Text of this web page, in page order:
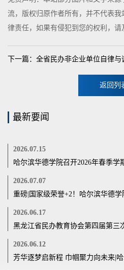
流，版权归原作者所有，并不代表
律责任，如果有侵犯到您的权利，请
下一篇：全省民办非企业单位自律与
返回列
最新要闻
2026.07.15
哈尔滨华德学院召开2026年春季学
2026.07.07
重磅|国家级荣誉+2！哈尔滨华德学
2026.06.17
黑龙江省民办教育协会第四届第三
2026.06.12
芳华逐梦启新程 巾帼聚力向未来|哈